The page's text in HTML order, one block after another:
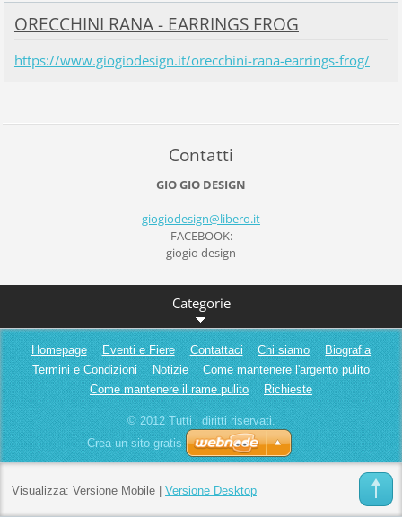
ORECCHINI RANA - EARRINGS FROG
https://www.giogiodesign.it/orecchini-rana-earrings-frog/
Contatti
GIO GIO DESIGN
giogiodesign@libero.it
FACEBOOK:
giogio design
Categorie
Homepage Eventi e Fiere Contattaci Chi siamo
Biografia
Termini e Condizioni
Notizie
Come mantenere l'argento pulito
Come mantenere il rame pulito
Richieste
© 2012 Tutti i diritti riservati.
Crea un sito gratis
Visualizza: Versione Mobile| Versione Desktop